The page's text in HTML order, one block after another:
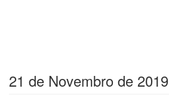
21 de Novembro de 2019